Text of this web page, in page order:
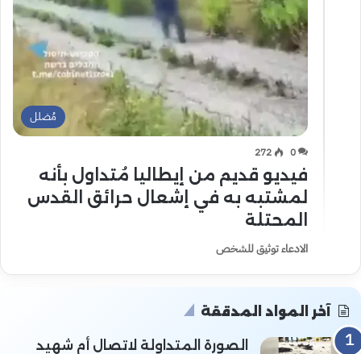
مُضلل
0
272
فيديو قديم من إيطاليا مُتداول بأنه
لمشتبه به في إشعال حرائق القدس
المحتلة
الادعاء توثيق للشخص
آخر المواد المدققة
الصورة المتداولة لاتصال أم شهيد